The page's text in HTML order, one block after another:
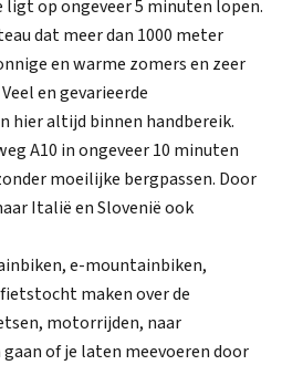
op ongeveer 5 minuten lopen.
dat meer dan 1000 meter
en warme zomers en zeer
en gevarieerde
hier altijd binnen handbereik.
A10 in ongeveer 10 minuten
moeilijke bergpassen. Door
Italië en Slovenië ook
e-mountainbiken,
maken over de
motorrijden, naar
of je laten meevoeren door